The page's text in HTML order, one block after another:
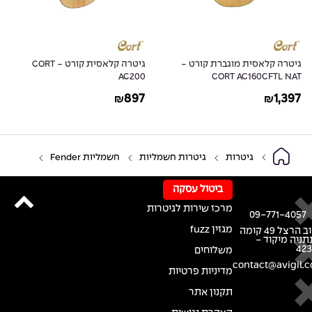
גיטרה קלאסית מוגברת קורט -
CORT AC160CFTL NAT
₪1,397
גיטרה קלאסית קורט - CORT
AC200
₪897
גיטרות גיטרות חשמליות חשמליות Fender
רחוב הרצל 49 קומה
מיקוד -
09-771-4057
ביטול עסקה
מרכז שירות לגיטרות
מגזין fuzz
משלוחים
מדיניות פרטיות
תקנון אתר